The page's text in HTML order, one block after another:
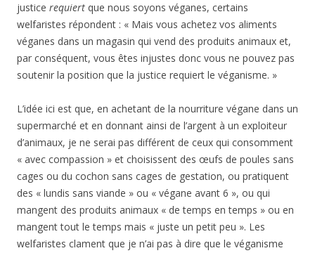
justice requiert que nous soyons véganes, certains
welfaristes répondent : « Mais vous achetez vos aliments
véganes dans un magasin qui vend des produits animaux et,
par conséquent, vous êtes injustes donc vous ne pouvez pas
soutenir la position que la justice requiert le véganisme. »
L’idée ici est que, en achetant de la nourriture végane dans un
supermarché et en donnant ainsi de l’argent à un exploiteur
d’animaux, je ne serai pas différent de ceux qui consomment
« avec compassion » et choisissent des œufs de poules sans
cages ou du cochon sans cages de gestation, ou pratiquent
des « lundis sans viande » ou « végane avant 6 », ou qui
mangent des produits animaux « de temps en temps » ou en
mangent tout le temps mais « juste un petit peu ». Les
welfaristes clament que je n’ai pas à dire que le véganisme